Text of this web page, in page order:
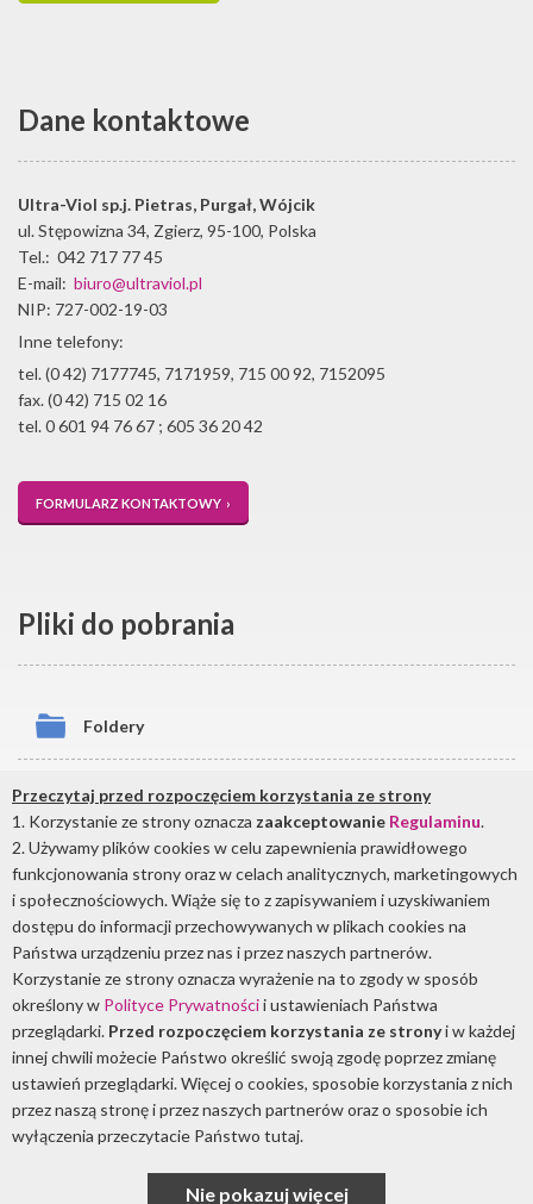
Dane kontaktowe
Ultra-Viol sp.j. Pietras, Purgał, Wójcik
ul. Stępowizna 34, Zgierz, 95-100, Polska
Tel.: 042 717 77 45
E-mail: biuro@ultraviol.pl
NIP: 727-002-19-03
Inne telefony:
tel. (0 42) 7177745, 7171959, 715 00 92, 7152095
fax. (0 42) 715 02 16
tel. 0 601 94 76 67 ; 605 36 20 42
FORMULARZ KONTAKTOWY ›
Pliki do pobrania
Foldery
Certyfikaty
Cenniki
Artykuły prasowe
Ultraviol
Przeczytaj przed rozpoczęciem korzystania ze strony
1. Korzystanie ze strony oznacza zaakceptowanie Regulaminu.
2. Używamy plików cookies w celu zapewnienia prawidłowego
funkcjonowania strony oraz w celach analitycznych, marketingowych
i społecznościowych. Wiąże się to z zapisywaniem i uzyskiwaniem
dostępu do informacji przechowywanych w plikach cookies na
Państwa urządzeniu przez nas i przez naszych partnerów.
Korzystanie ze strony oznacza wyrażenie na to zgody w sposób
określony w Polityce Prywatnościi ustawieniach Państwa
przeglądarki. Przed rozpoczęciem korzystania ze stronyi w każdej
innej chwili możecie Państwo określić swoją zgodę poprzez zmianę
ustawień przeglądarki. Więcej o cookies, sposobie korzystania z nich
przez naszą stronę i przez naszych partnerów oraz o sposobie ich
wyłączenia przeczytacie Państwo tutaj.
Nie pokazuj więcej